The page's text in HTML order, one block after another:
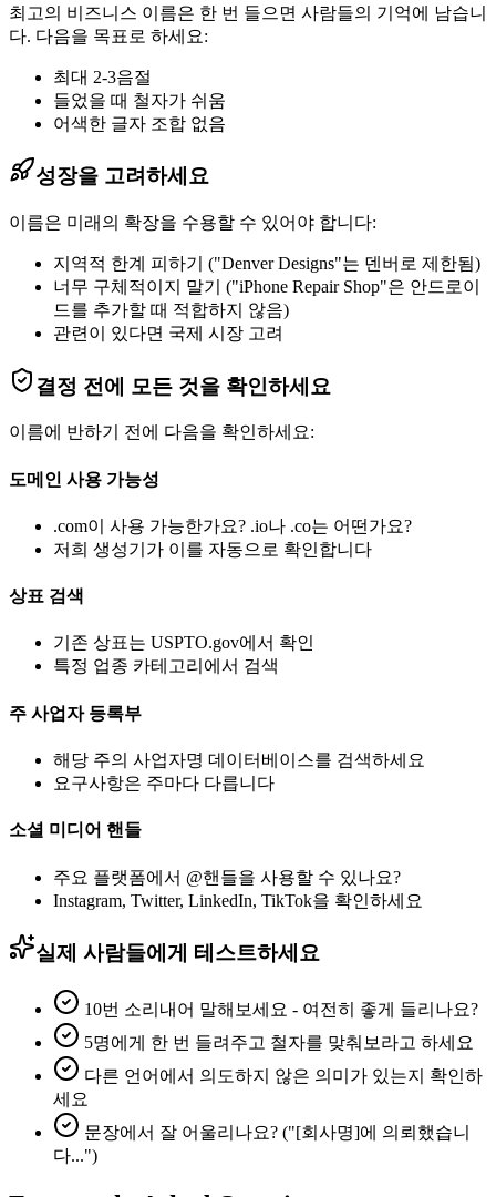
최고의 비즈니스 이름은 한 번 들으면 사람들의 기억에 남습니
다. 다음을 목표로 하세요:
최대 2-3음절
들었을 때 철자가 쉬움
어색한 글자 조합 없음
성장을 고려하세요
이름은 미래의 확장을 수용할 수 있어야 합니다:
지역적 한계 피하기 ("Denver Designs"는 덴버로 제한됨)
너무 구체적이지 말기 ("iPhone Repair Shop"은 안드로이
드를 추가할 때 적합하지 않음)
관련이 있다면 국제 시장 고려
결정 전에 모든 것을 확인하세요
이름에 반하기 전에 다음을 확인하세요:
도메인 사용 가능성
.com이 사용 가능한가요? .io나 .co는 어떤가요?
저희 생성기가 이를 자동으로 확인합니다
상표 검색
기존 상표는 USPTO.gov에서 확인
특정 업종 카테고리에서 검색
주 사업자 등록부
해당 주의 사업자명 데이터베이스를 검색하세요
요구사항은 주마다 다릅니다
소셜 미디어 핸들
주요 플랫폼에서 @핸들을 사용할 수 있나요?
Instagram, Twitter, LinkedIn, TikTok을 확인하세요
실제 사람들에게 테스트하세요
10번 소리내어 말해보세요 - 여전히 좋게 들리나요?
5명에게 한 번 들려주고 철자를 맞춰보라고 하세요
다른 언어에서 의도하지 않은 의미가 있는지 확인하
세요
문장에서 잘 어울리나요? ("[회사명]에 의뢰했습니
다...")